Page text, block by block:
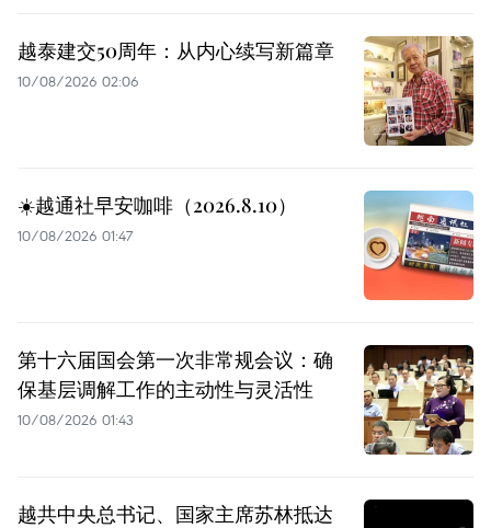
越泰建交50周年：从内心续写新篇章
10/08/2026 02:06
☀️越通社早安咖啡（2026.8.10）
10/08/2026 01:47
第十六届国会第一次非常规会议：确
保基层调解工作的主动性与灵活性
10/08/2026 01:43
越共中央总书记、国家主席苏林抵达